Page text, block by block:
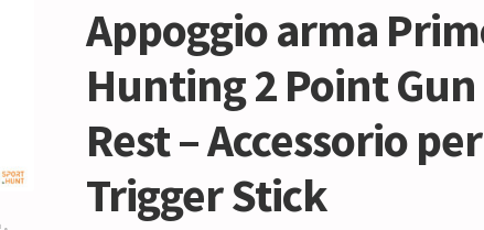
Appoggio arma
Hunting 2 Point Gun
Rest – Accessorio per
Trigger Stick